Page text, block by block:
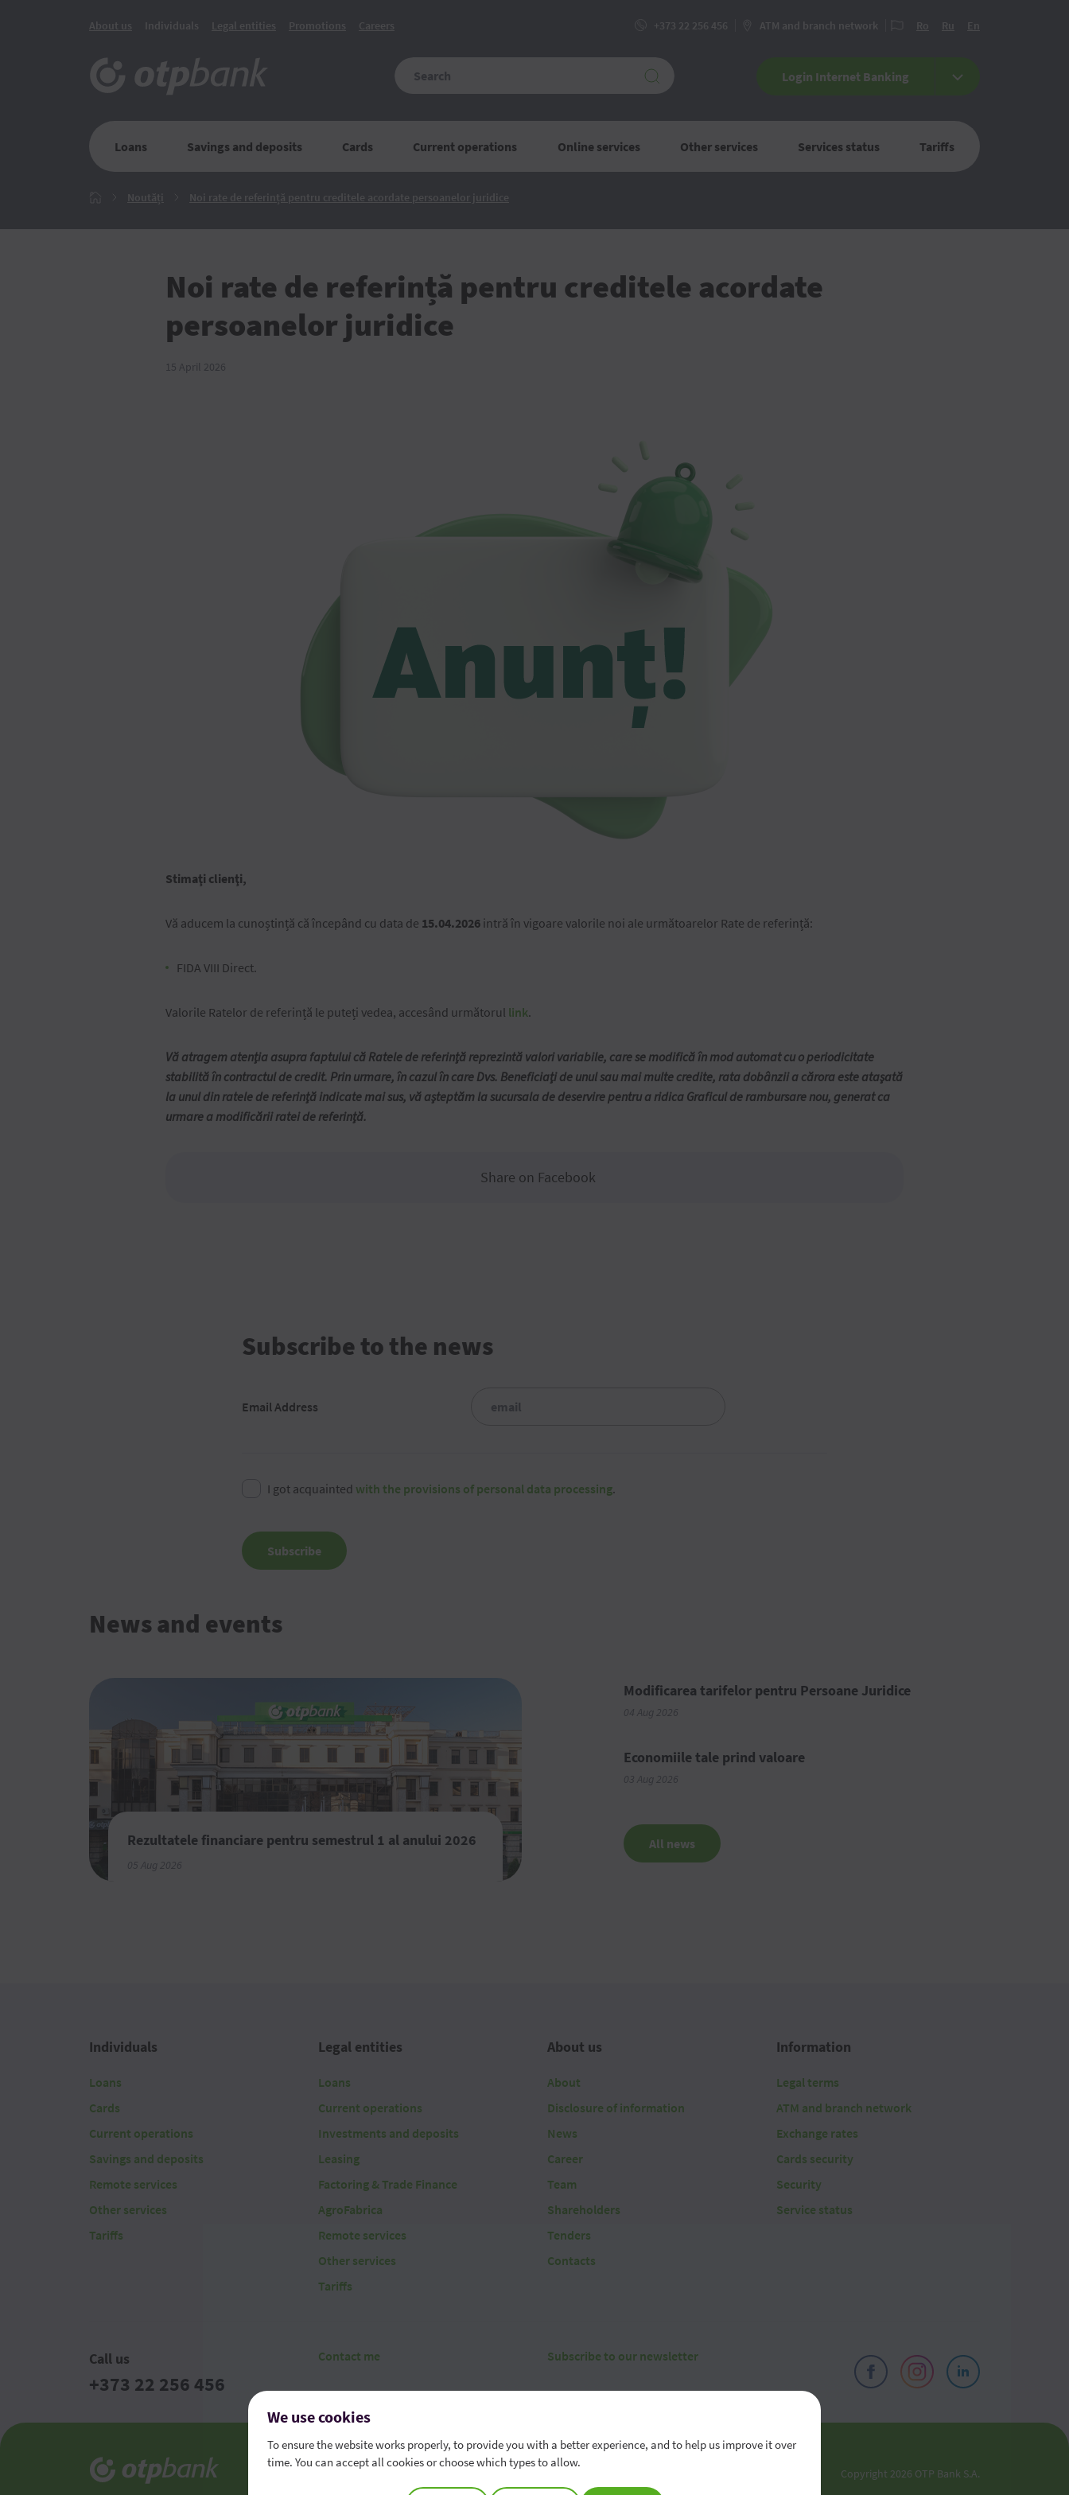
About us Individuals Legal entities Promotions Сareers +373 22 256 456 ATM and branch network Ro Ru En
Login Internet Banking
Loans Savings and deposits Cards Current operations Online services Other services Services status Tariffs
Noutăți NoutățiNoi rate de referință pentru creditele acordate persoanelor juridice
persoanelor
juridice
Noi rate de referință pentru creditele acordate
persoanelor juridice
15 April 2026
Stimaţi clienţi,
Vă aducem la cunoștință că începând cu data de 15.04.2026 intră în vigoare valorile noi ale următoarelor Rate de referință:
FIDA VIII Direct.
Valorile Ratelor de referință le puteți vedea, accesând următorul link.
Vă atragem atenția asupra faptului că Ratele de referință reprezintă valori variabile, care se modifică în mod automat cu o periodicitate
stabilită în contractul de credit. Prin urmare, în cazul în care Dvs. Beneficiați de unul sau mai multe credite, rata dobânzii a cărora este atașată
la unul din ratele de referință indicate mai sus, vă așteptăm la sucursala de deservire pentru a ridica Graficul de rambursare nou, generat ca
urmare a modificării ratei de referință.
Share on Facebook
Subscribe to the news
Email Address
I got acquainted with the provisions of personal data processing.
Subscribe
News and events
Rezultatele financiare pentru semestrul 1 al anului 2026
05 Aug 2026
Modificarea tarifelor pentru Persoane Juridice
04 Aug 2026
Economiile tale prind valoare
03 Aug 2026
All news
Individuals
Loans
Cards
Current operations
Savings and deposits
Remote services
Other services
Tariffs
Legal entities
Loans
Current operations
Investments and deposits
Leasing
Factoring & Trade Finance
AgroFabrica
Remote services
Other services
Tariffs
About us
About
Disclosure of information
News
Career
Team
Shareholders
Tenders
Contacts
Information
Legal terms
ATM and branch network
Exchange rates
Cards security
Security
Service status
Call us
+373 22 256 456
Contact me Subscribe to our newsletter
Legal terms Security Data protection Contact
Consumer phone number - 022 85 95 95
Cookie Preferences
Copyright 2026 OTP Bank S.A.
We use cookies
To ensure the website works properly, to provide you with a better experience, and to help us improve it over
time. You can accept all cookies or choose which types to allow.